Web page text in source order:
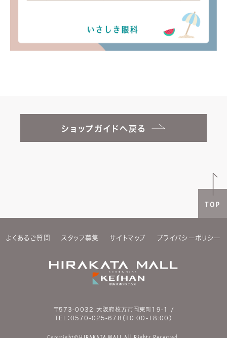
ショップガイドへ戻る
TOP
よくあるご質問 スタッフ募集 サイトマップ プライバシーポリシー
〒573-0032 大阪府枚方市岡東町19-1 /
TEL：0570-025-678 （10:00-18:00）